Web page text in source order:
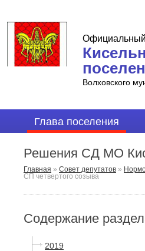
Официальный
Волховского
Глава поселения
Решения СД МО
Главная » Совет депутатов »
СП четвертого созыва
Содержание
2019